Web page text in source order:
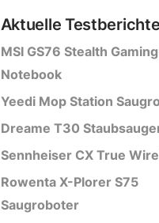
Aktuelle Testberichte
MSI GS76 Stealth
Notebook
Yeedi Mop Station
Dreame T30
Sennheiser CX True
Rowenta X-Plorer S75
Saugroboter